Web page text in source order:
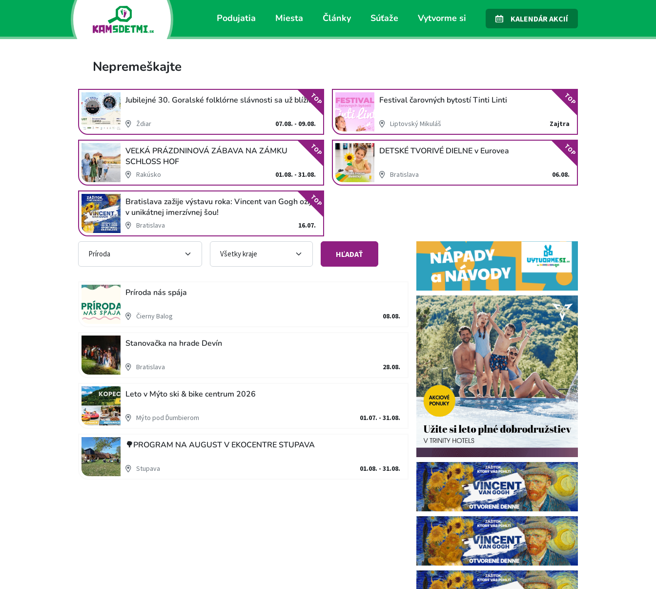
Podujatia Miesta Články Súťaže Vytvorme si KALENDÁR AKCIÍ
Nepremeškajte
Jubilejné 30. Goralské folklórne slávnosti sa už blížia
Ždiar 07.08. - 09.08.
TOP Festival čarovných bytostí Tinti Linti
Liptovský Mikuláš Zajtra
TOP
VEĽKÁ PRÁZDNINOVÁ ZÁBAVA NA ZÁMKU
SCHLOSS HOF
Rakúsko 01.08. - 31.08.
TOP DETSKÉ TVORIVÉ DIELNE v Eurovea
Bratislava 06.08.
TOP
Bratislava zažije výstavu roka: Vincent van Gogh ožije
v unikátnej imerzívnej šou!
Bratislava 16.07.
TOP
HĽADAŤ
Príroda nás spája
Čierny Balog 08.08.
Stanovačka na hrade Devín
Bratislava 28.08.
Leto v Mýto ski & bike centrum 2026
Mýto pod Ďumbierom 01.07. - 31.08.
🌳PROGRAM NA AUGUST V EKOCENTRE STUPAVA
Stupava 01.08. - 31.08.